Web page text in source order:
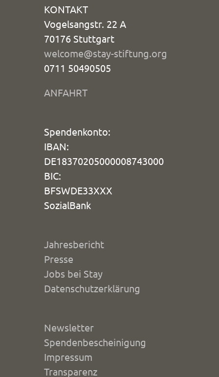
KONTAKT
Vogelsangstr. 22 A
70176 Stuttgart
welcome@stay-stiftung.org
0711 50490505
ANFAHRT
Spendenkonto:
IBAN:
DE18370205000008743000
BIC:
BFSWDE33XXX
SozialBank
Jahresbericht
Presse
Jobs bei Stay
Datenschutzerklärung
Newsletter
Spendenbescheinigung
Impressum
Transparenz